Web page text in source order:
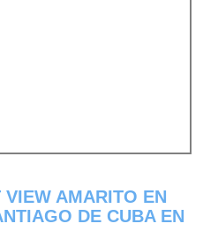
AMARITO EN
DE CUBA EN